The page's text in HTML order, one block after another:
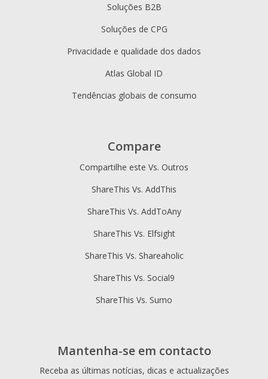
Soluções B2B
Soluções de CPG
Privacidade e qualidade dos dados
Atlas Global ID
Tendências globais de consumo
Compare
Compartilhe este Vs. Outros
ShareThis Vs. AddThis
ShareThis Vs. AddToAny
ShareThis Vs. Elfsight
ShareThis Vs. Shareaholic
ShareThis Vs. Social9
ShareThis Vs. Sumo
Mantenha-se em contacto
Receba as últimas notícias, dicas e actualizações